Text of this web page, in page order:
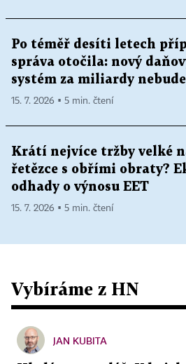
Po téměř desíti letech
správa otočila: nový
systém za miliardy
15. 7. 2026 ▪ 5 min. čtení
Krátí nejvíce tržby velké
řetězce s obřími obraty?
odhady o výnosu EET
15. 7. 2026 ▪ 5 min. čtení
Vybíráme z HN
JAN KUBITA